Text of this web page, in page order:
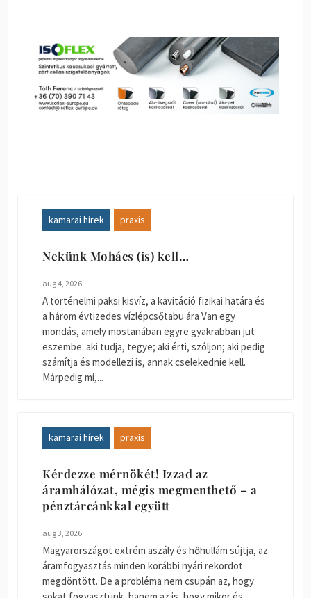
kamarai hírek praxis
Nekünk Mohács (is) kell…
aug 4, 2026
A történelmi paksi kisvíz, a kavitáció fizikai határa és
a három évtizedes vízlépcsőtabu ára Van egy
mondás, amely mostanában egyre gyakrabban jut
eszembe: aki tudja, tegye; aki érti, szóljon; aki pedig
számítja és modellezi is, annak cselekednie kell.
Márpedig mi,...
kamarai hírek praxis
Kérdezze mérnökét! Izzad az
áramhálózat, mégis megmenthető – a
pénztárcánkkal együtt
aug 3, 2026
Magyarországot extrém aszály és hőhullám sújtja, az
áramfogyasztás minden korábbi nyári rekordot
megdöntött. De a probléma nem csupán az, hogy